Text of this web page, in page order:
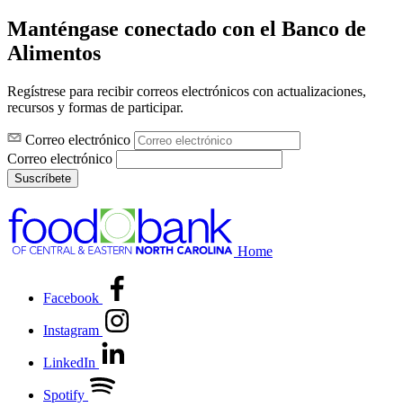
Manténgase conectado con el Banco de
Alimentos
Regístrese para recibir correos electrónicos con actualizaciones,
recursos y formas de participar.
Correo electrónico
Correo electrónico
Suscríbete
Home
Facebook
Instagram
LinkedIn
Spotify